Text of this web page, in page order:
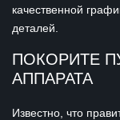
качественной
деталей.
ПОКОРИТЕ
АППАРАТА
Известно, что